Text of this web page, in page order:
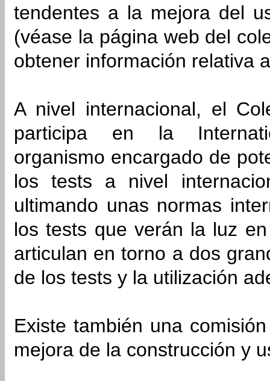
tendentes a la mejora del
(véase la página web del
obtener información relativa
A nivel internacional, el
participa en la
organismo encargado de
los tests a nivel
ultimando unas normas
los tests que verán la luz
articulan en torno a dos
de los tests y la utilización
Existe también una
mejora de la construcción y